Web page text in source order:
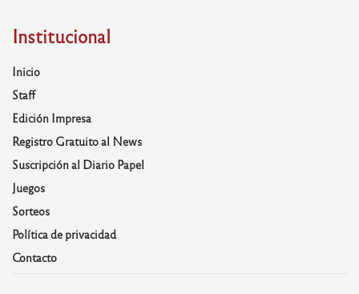
Institucional
Inicio
Staff
Edición Impresa
Registro Gratuito al News
Suscripción al Diario Papel
Juegos
Sorteos
Política de privacidad
Contacto